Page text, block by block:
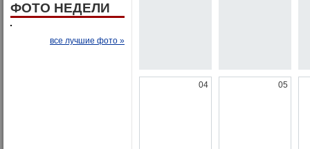
ФОТО НЕДЕЛИ
все лучшие фото »
04 05